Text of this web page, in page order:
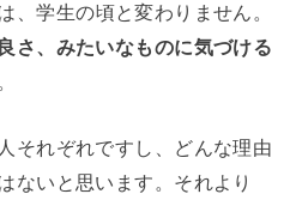
、学生の頃と変わりません。
さ、みたいなものに気づける
それぞれですし、どんな理由
ないと思います。それより